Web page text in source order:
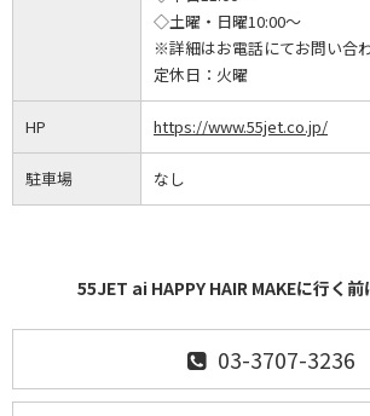
◇土曜・日曜10:00～
※詳細はお電話にてお問い合
定休日： 火曜
HP https://www.55jet.co.jp/
駐車場 なし
55JET ai HAPPY HAIR MAKEに行く前
03-3707-3236